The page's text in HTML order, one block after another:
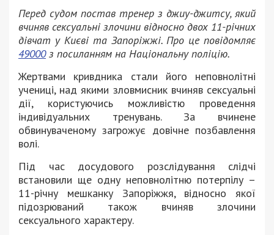
Перед судом постав тренер з джиу-джитсу, який
вчиняв сексуальні злочини відносно двох 11-річних
дівчат у Києві та Запоріжжі. Про це повідомляє
49000з посиланням на Національну поліцію.
Жертвами кривдника стали його неповнолітні
учениці, над якими зловмисник вчиняв сексуальні
дії, користуючись можливістю проведення
індивідуальних тренувань. За вчинене
обвинуваченому загрожує довічне позбавлення
волі.
Під час досудового розслідування слідчі
встановили ще одну неповнолітню потерпілу –
11-річну мешканку Запоріжжя, відносно якої
підозрюваний також вчиняв злочини
сексуального характеру.